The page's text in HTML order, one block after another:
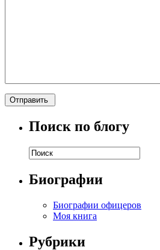
Поиск по блогу
Биографии
Биографии офицеров
Моя книга
Рубрики